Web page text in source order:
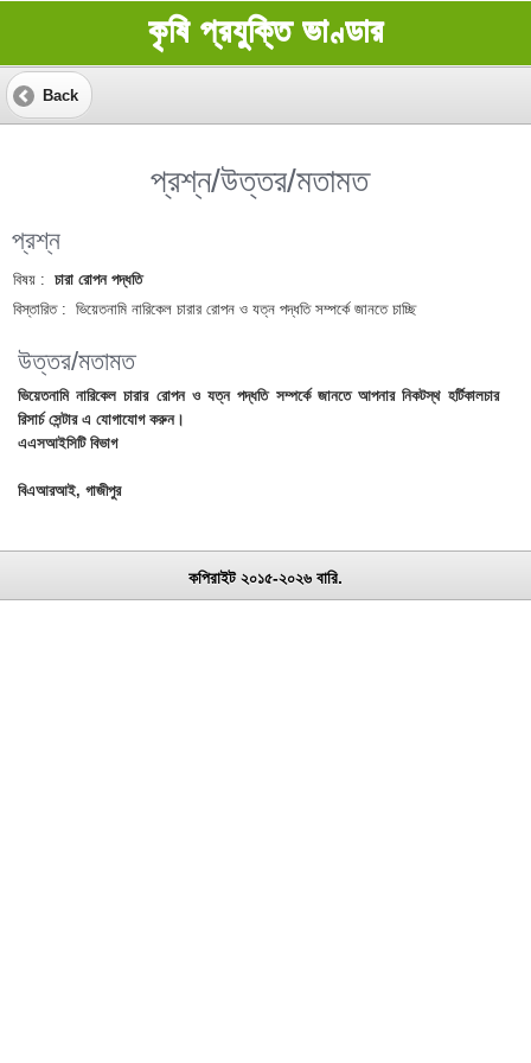
কৃষি প্রযুক্তি ভাণ্ডার
Back
প্রশ্ন/উত্তর/মতামত
প্রশ্ন
বিষয় :
চারা রোপন পদ্ধতি
বিস্তারিত : ভিয়েতনামি নারিকেল চারার রোপন ও যত্ন পদ্ধতি সম্পর্কে জানতে চাচ্ছি
উত্তর/মতামত
ভিয়েতনামি নারিকেল চারার রোপন ও যত্ন পদ্ধতি সম্পর্কে জানতে আপনার নিকটস্থ হর্টিকালচার
রিসার্চ সেন্টার এ যোগাযোগ করুন।
এএসআইসিটি বিভাগ
বিএআরআই, গাজীপুর
কপিরাইট ২০১৫-২০২৬ বারি.